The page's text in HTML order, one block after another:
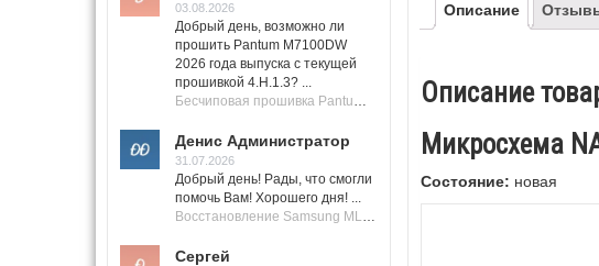
03.08.2026
Добрый день, возможно ли
прошить Pantum M7100DW
2026 года выпуска с текущей
прошивкой 4.H.1.3? ...
Бесчиповая прошивка Pantum M7100 Series (M7100, M7108, M7102, M7103, M7105)
Денис Администратор
31.07.2026
Добрый день! Рады, что смогли
помочь Вам! Хорошего дня! ...
Восстановление Samsung ML-1661, ML-1666 после не удачной прошивки.
Сергей
Описание
Описание
Микросхема
Состояние: новая